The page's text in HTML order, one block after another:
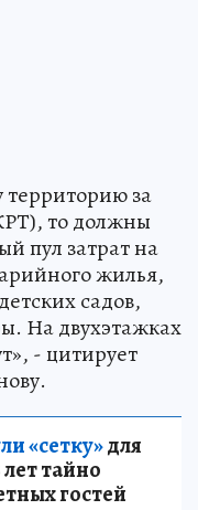
территорию за
то должны
пул затрат на
жилья,
садов,
На двухэтажках
- цитирует
«сетку»для
тайно
гостей